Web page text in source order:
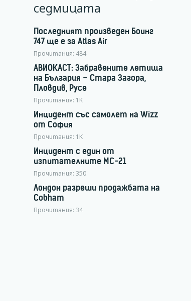
седмицата
Последният произведен Боинг
747 ще е за Atlas Air
Прочитания: 484
АВИОКАСТ: Забравените летища
на България – Стара Загора,
Пловдив, Русе
Прочитания: 1K
Инцидент със самолет на Wizz
от София
Прочитания: 1K
Инцидент с един от
изпитателните МС-21
Прочитания: 350
Лондон разреши продажбата на
Cobham
Прочитания: 34